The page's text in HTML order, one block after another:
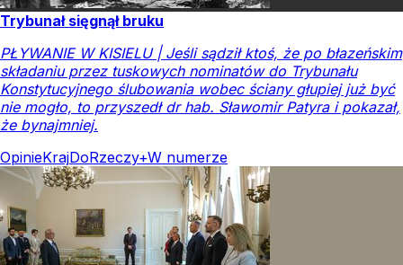
Trybunał sięgnął bruku
PŁYWANIE W KISIELU | Jeśli sądził ktoś, że po błazeńskim
składaniu przez tuskowych nominatów do Trybunału
Konstytucyjnego ślubowania wobec ściany głupiej już być
nie mogło, to przyszedł dr hab. Sławomir Patyra i pokazał,
że bynajmniej.
OpinieKrajDoRzeczy+W numerze